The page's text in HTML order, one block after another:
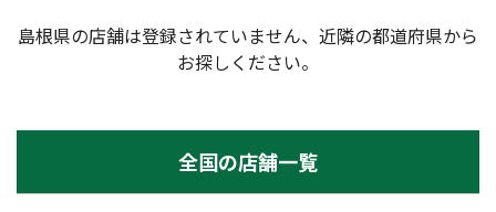
特集・記事を読む
ログイン
島根県の店舗は登録されていません、近隣の都道府県から
お探しください。
全国の店舗一覧